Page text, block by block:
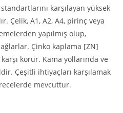
karşılayan yüksek
Çelik, A1, A2, A4, pirinç veya
yapılmış olup,
Çinko kaplama [ZN]
korur. Kama yollarında ve
Çeşitli ihtiyaçları karşılamak
mevcuttur.